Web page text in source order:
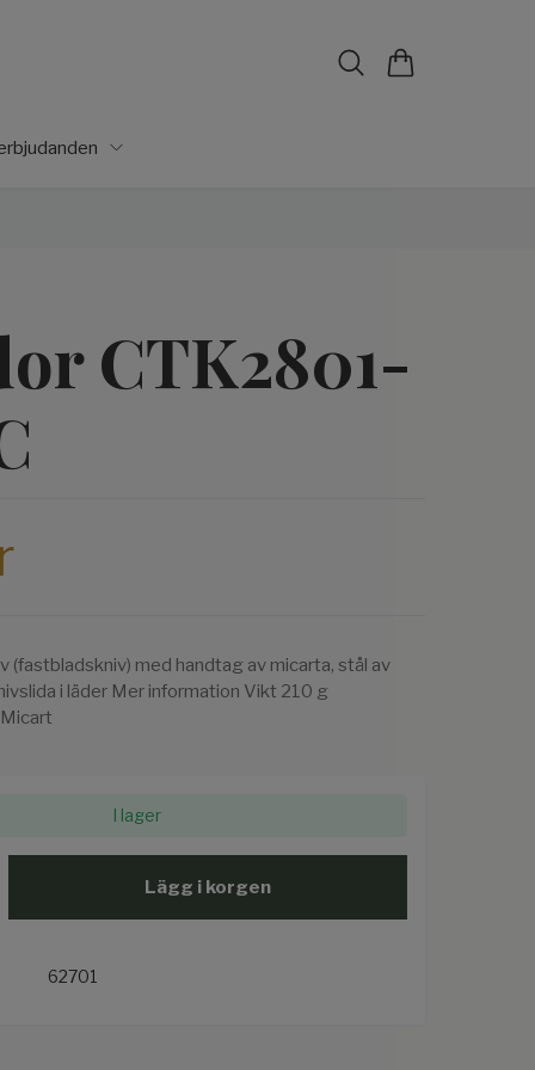
CTK2801-
(fastbladskniv) med handtag av micarta, stål av
i läder Mer information Vikt 210 g
I lager
Lägg i korgen
62701